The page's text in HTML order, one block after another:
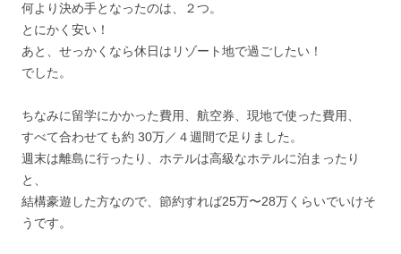
何より決め手となったのは、２つ。
とにかく安い！
あと、せっかくなら休日はリゾート地で過ごしたい！
でした。
ちなみに留学にかかった費用、航空券、現地で使った費用、
すべて合わせても約 30万／４週間で足りました。
週末は離島に行ったり、ホテルは高級なホテルに泊まったり
と、
結構豪遊した方なので、節約すれば25万〜28万くらいでいけそ
うです。